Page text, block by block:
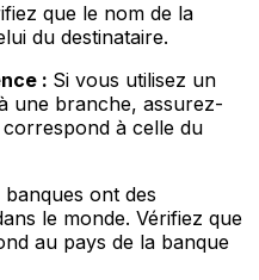
que le nom de la
du destinataire.
: Si vous utilisez un
une branche, assurez-
à celle du
banques ont des
le monde. Vérifiez que
au pays de la banque